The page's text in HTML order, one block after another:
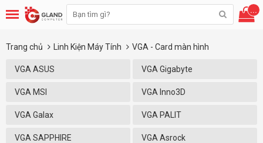
...
Trang chủ Linh Kiện Máy Tính VGA - Card màn hình
VGA ASUS VGA Gigabyte
VGA MSI VGA Inno3D
VGA Galax VGA PALIT
VGA SAPPHIRE VGA Asrock